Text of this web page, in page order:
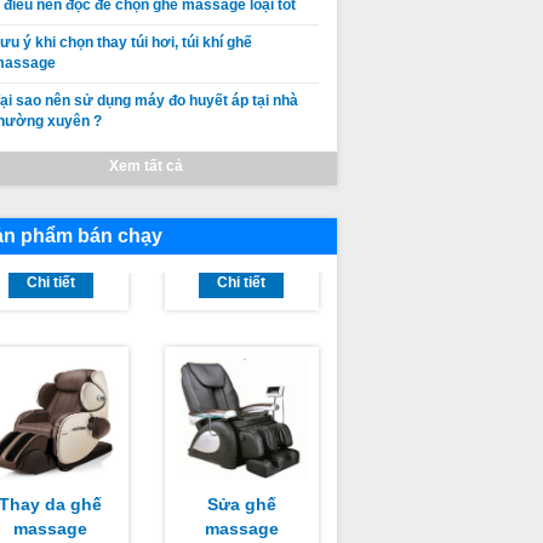
điều nên đọc để chọn ghế massage loại tốt
ý khi chọn thay túi hơi, túi khí ghế
sao nên sử dụng máy đo huyết áp tại nhà
xuyên ?
Xem tất cả
phẩm bán chạy
túi khí ghế
OSAKA
Giá:Liên hệ
Chi tiết
massage
lượng tốt nhất
Giá:Liên hệ
Chi tiết
Thay da ghế
massage
SHIKA Sài Gòn
Giá:Liên hệ
Sửa ghế
massage
TAMAKA
Giá:Liên hệ